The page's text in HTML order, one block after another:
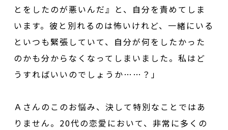
とをしたのが悪いんだ』と、自分を責めてしま
います。彼と別れるのは怖いけれど、一緒にいる
といつも緊張していて、自分が何をしたかった
のかも分からなくなってしまいました。私はど
うすればいいのでしょうか……？」
Ａさんのこのお悩み、決して特別なことではあ
りません。20代の恋愛において、非常に多くの